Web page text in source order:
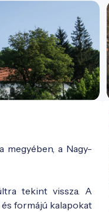
megyében, a Nagy-
tekint vissza. A
formájú kalapokat